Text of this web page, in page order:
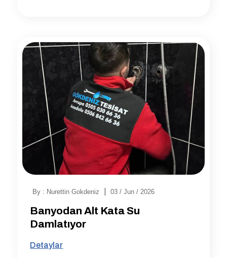
By : Nurettin Gokdeniz 03 / Jun / 2026
Banyodan Alt Kata Su
Damlatıyor
Detaylar